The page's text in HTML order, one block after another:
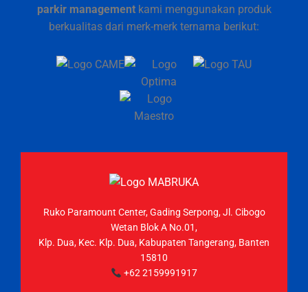
parkir managementkami menggunakan produk
berkualitas dari merk-merk ternama berikut:
Ruko Paramount Center, Gading Serpong, Jl. Cibogo
Wetan Blok A No.01,
Klp. Dua, Kec. Klp. Dua, Kabupaten Tangerang, Banten
15810
+62 2159991917